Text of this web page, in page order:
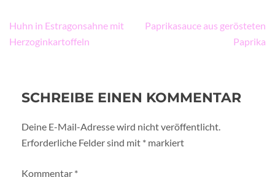
Beitragsnavigation
Huhn in Estragonsahne mit
Herzoginkartoffeln
Paprikasauce aus gerösteten
Paprika
SCHREIBE EINEN KOMMENTAR
Deine E-Mail-Adresse wird nicht veröffentlicht.
Erforderliche Felder sind mit * markiert
Kommentar *